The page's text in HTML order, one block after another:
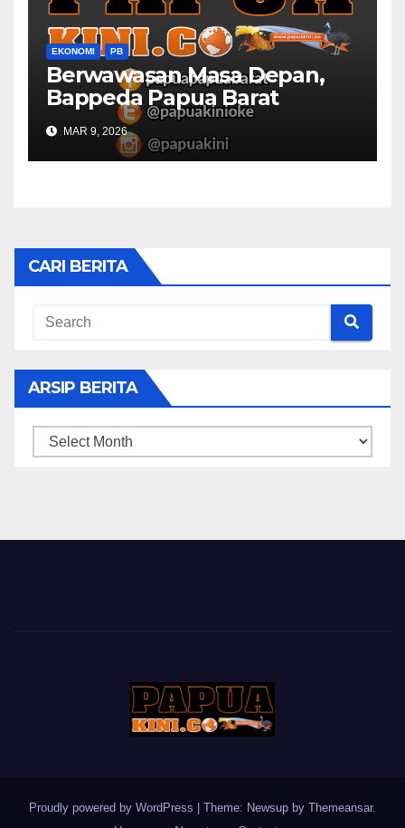
EKONOMI PB
Berwawasan Masa Depan,
Bappeda Papua Barat
Konsultasi Publik RKPD 2027
MAR 9, 2026
CARI BERITA
ARSIP BERITA
ARSIP
Proudly powered by WordPress Theme: Newsup by Themeansar.